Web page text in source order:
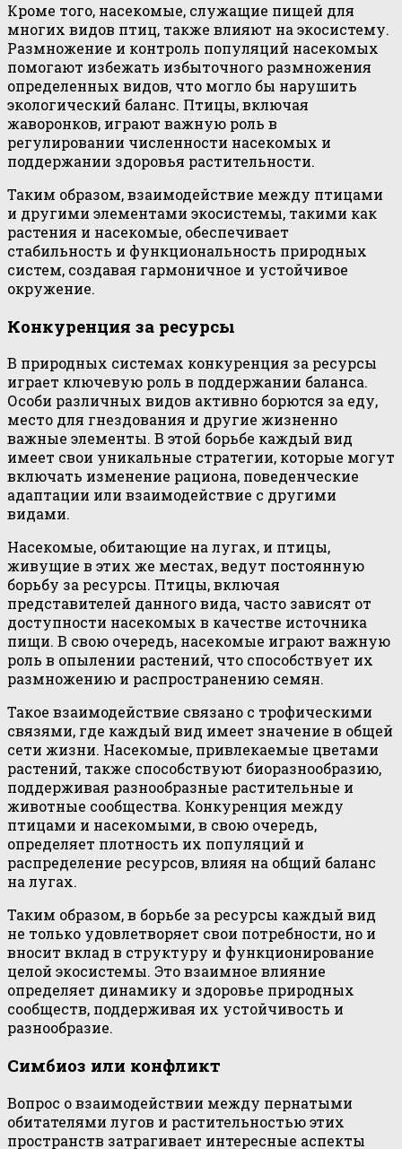
Кроме того, насекомые, служащие пищей для
многих видов птиц, также влияют на экосистему.
Размножение и контроль популяций насекомых
помогают избежать избыточного размножения
определенных видов, что могло бы нарушить
экологический баланс. Птицы, включая
жаворонков, играют важную роль в
регулировании численности насекомых и
поддержании здоровья растительности.
Таким образом, взаимодействие между птицами
и другими элементами экосистемы, такими как
растения и насекомые, обеспечивает
стабильность и функциональность природных
систем, создавая гармоничное и устойчивое
окружение.
Конкуренция за ресурсы
В природных системах конкуренция за ресурсы
играет ключевую роль в поддержании баланса.
Особи различных видов активно борются за еду,
место для гнездования и другие жизненно
важные элементы. В этой борьбе каждый вид
имеет свои уникальные стратегии, которые могут
включать изменение рациона, поведенческие
адаптации или взаимодействие с другими
видами.
Насекомые, обитающие на лугах, и птицы,
живущие в этих же местах, ведут постоянную
борьбу за ресурсы. Птицы, включая
представителей данного вида, часто зависят от
доступности насекомых в качестве источника
пищи. В свою очередь, насекомые играют важную
роль в опылении растений, что способствует их
размножению и распространению семян.
Такое взаимодействие связано с трофическими
связями, где каждый вид имеет значение в общей
сети жизни. Насекомые, привлекаемые цветами
растений, также способствуют биоразнообразию,
поддерживая разнообразные растительные и
животные сообщества. Конкуренция между
птицами и насекомыми, в свою очередь,
определяет плотность их популяций и
распределение ресурсов, влияя на общий баланс
на лугах.
Таким образом, в борьбе за ресурсы каждый вид
не только удовлетворяет свои потребности, но и
вносит вклад в структуру и функционирование
целой экосистемы. Это взаимное влияние
определяет динамику и здоровье природных
сообществ, поддерживая их устойчивость и
разнообразие.
Симбиоз или конфликт
Вопрос о взаимодействии между пернатыми
обитателями лугов и растительностью этих
пространств затрагивает интересные аспекты